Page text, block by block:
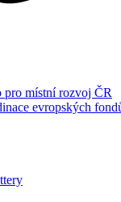
pro místní rozvoj ČR
evropských